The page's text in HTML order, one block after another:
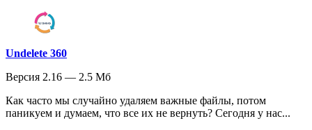
Undelete 360
Версия 2.16 — 2.5 Мб
Как часто мы случайно удаляем важные файлы, потом
паникуем и думаем, что все их не вернуть? Сегодня у нас...